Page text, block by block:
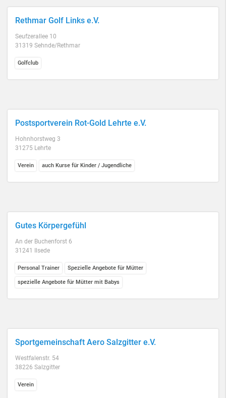
Rethmar Golf Links e.V.
Seufzerallee 10
31319 Sehnde/Rethmar
Golfclub
Postsportverein Rot-Gold Lehrte e.V.
Hohnhorstweg 3
31275 Lehrte
Verein auch Kurse für Kinder / Jugendliche
Gutes Körpergefühl
An der Buchenforst 6
31241 Ilsede
Personal Trainer Spezielle Angebote für Mütter
spezielle Angebote für Mütter mit Babys
Sportgemeinschaft Aero Salzgitter e.V.
Westfalenstr. 54
38226 Salzgitter
Verein